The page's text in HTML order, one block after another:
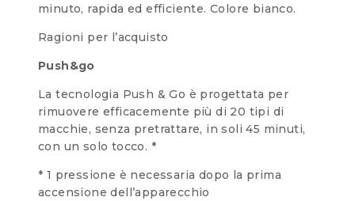
minuto, rapida ed efficiente. Colore bianco.
Ragioni per l’acquisto
Push&go
La tecnologia Push & Go è progettata per
rimuovere efficacemente più di 20 tipi di
macchie, senza pretrattare, in soli 45 minuti,
con un solo tocco. *
* 1 pressione è necessaria dopo la prima
accensione dell’apparecchio